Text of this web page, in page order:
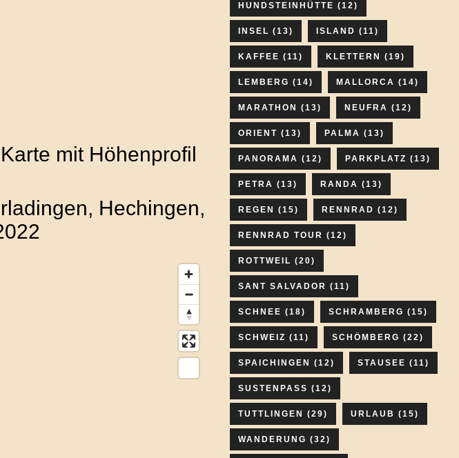
mit Höhenprofil
Hechingen,
HUNDSTEINHÜTTE (12)
INSEL (13) ISLAND (11)
KAFFEE (11) KLETTERN (19)
LEMBERG (14) MALLORCA (14)
MARATHON (13) NEUFRA (12)
ORIENT (13) PALMA (13)
PANORAMA (12) PARKPLATZ (13)
PETRA (13) RANDA (13)
REGEN (15) RENNRAD (12)
RENNRAD TOUR (12)
ROTTWEIL (20)
SANT SALVADOR (11)
SCHNEE (18) SCHRAMBERG (15)
SCHWEIZ (11) SCHÖMBERG (22)
SPAICHINGEN (12) STAUSEE (11)
SUSTENPASS (12)
TUTTLINGEN (29) URLAUB (15)
WANDERUNG (32)